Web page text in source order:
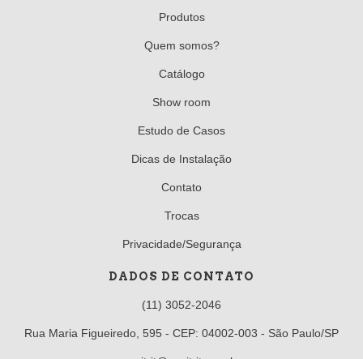
Produtos
Quem somos?
Catálogo
Show room
Estudo de Casos
Dicas de Instalação
Contato
Trocas
Privacidade/Segurança
DADOS DE CONTATO
(11) 3052-2046
Rua Maria Figueiredo, 595 - CEP: 04002-003 - São Paulo/SP